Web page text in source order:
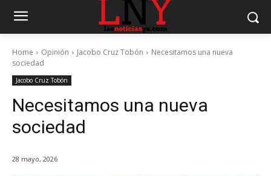
Home Opinión Jacobo Cruz Tobón
Necesitamos una nueva
sociedad
Jacobo Cruz Tobón
Necesitamos una nueva
sociedad
28 mayo, 2026